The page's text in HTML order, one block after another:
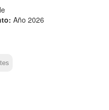
Año 2026